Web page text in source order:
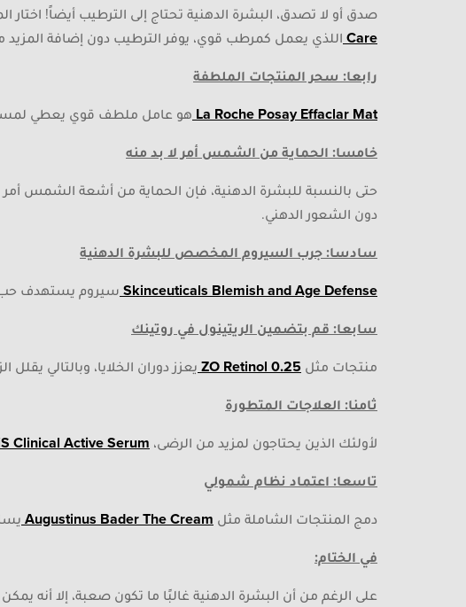
صدق أو لا تصدق، البشرة الدهنية تحتاج إلى الترطيب أيضاً!
Care اللذي يعمل كمرطب قوي، يوفر الترطيب دون إضافة المزيد
رابعا: سحر المنتجات الملطفة
La Roche Posay Effaclar Mat هو عامل ملطف قوي يعطي لمسة
خامسا: الحماية من الشمس أمر لا بد منه
حتى بالنسبة للبشرة الدهنية، فإن الحماية من أشعة الشمس
دون الشعور الدهني.
سادسا: جرب السيروم المخصص للبشرة الدهنية
Skinceuticals Blemish and Age Defense سيروم يستهدف حب
سابعا: قم بتضمين الريتينول في روتينك
منتجات مثل ZO Retinol 0.25 يعزز دوران الخلايا، وبالتالي
ثامنا: العلاجات المتطورة
لأولئك الذين يحتاجون لمزيد من الرضى، Clinical Active Serum
تاسعا: اعتماد نظام شمولي
دمج المنتجات الشاملة مثل Augustinus Bader The Cream
في الختام:
على الرغم من أن البشرة الدهنية غالبًا ما تكون صعبة، إلا أنه